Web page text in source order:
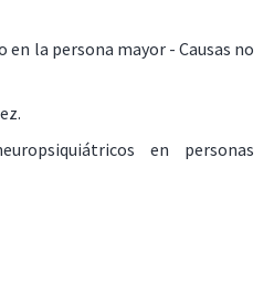
la persona mayor - Causas no
en personas